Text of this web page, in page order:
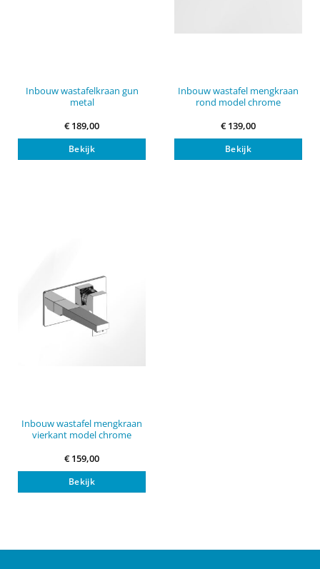
Inbouw wastafelkraan gun
metal
€ 189,00
Bekijk
Inbouw wastafel mengkraan
rond model chrome
€ 139,00
Bekijk
Inbouw wastafel mengkraan
vierkant model chrome
€ 159,00
Bekijk